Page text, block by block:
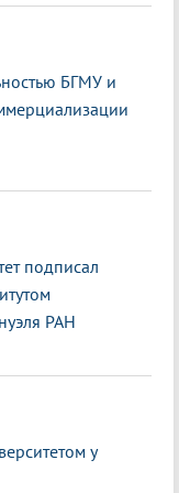
БГМУ и
подписал
РАН
у